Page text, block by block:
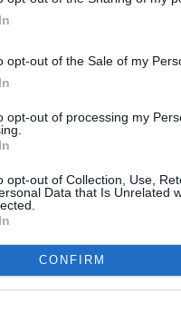
opt-out of the Sale of my
opt-out of processing my
opt-out of Collection, Use,
Data that Is Unrelated
CONFIRM
σίκουελ της
Mark
Madison, Jeremy Allen
δημιουργού του